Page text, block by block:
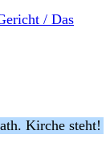
/ Das
Kirche steht!